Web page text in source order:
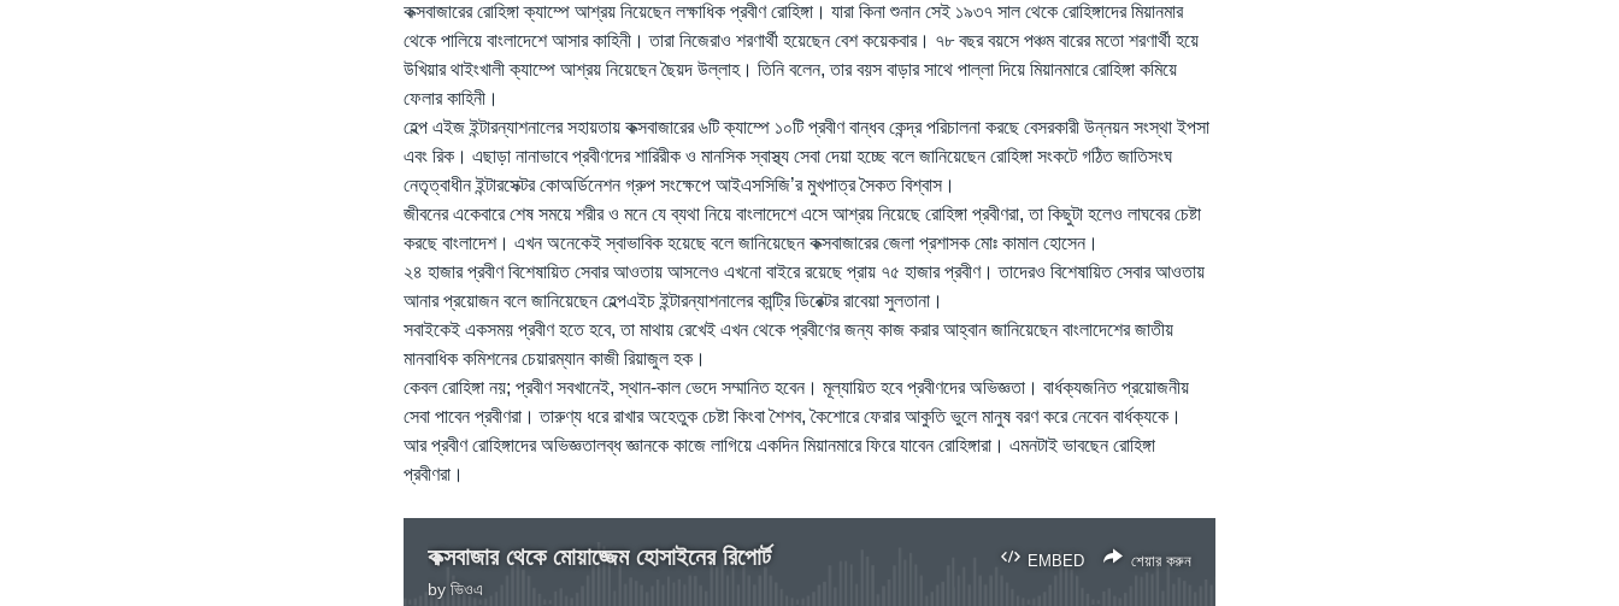
কক্সবাজারের রোহিঙ্গা ক্যাম্পে আশ্রয় নিয়েছেন লক্ষাধিক প্রবীণ রোহিঙ্গা। যারা কিনা শুনান সেই ১৯৩৭ সাল থেকে রোহিঙ্গাদের মিয়ানমার
থেকে পালিয়ে বাংলাদেশে আসার কাহিনী। তারা নিজেরাও শরণার্থী হয়েছেন বেশ কয়েকবার। ৭৮ বছর বয়সে পঞ্চম বারের মতো শরণার্থী হয়ে
উখিয়ার থাইংখালী ক্যাম্পে আশ্রয় নিয়েছেন ছৈয়দ উল্লাহ। তিনি বলেন, তার বয়স বাড়ার সাথে পাল্লা দিয়ে মিয়ানমারে রোহিঙ্গা কমিয়ে
ফেলার কাহিনী।
হেল্প এইজ ইন্টারন্যাশনালের সহায়তায় কক্সবাজারের ৬টি ক্যাম্পে ১০টি প্রবীণ বান্ধব কেন্দ্র পরিচালনা করছে বেসরকারী উন্নয়ন সংস্থা ইপসা
এবং রিক। এছাড়া নানাভাবে প্রবীণদের শারিরীক ও মানসিক স্বাস্থ্য সেবা দেয়া হচ্ছে বলে জানিয়েছেন রোহিঙ্গা সংকটে গঠিত জাতিসংঘ
নেতৃত্বাধীন ইন্টারসেক্টর কোঅর্ডিনেশন গ্রুপ সংক্ষেপে আইএসসিজি’র মুখপাত্র সৈকত বিশ্বাস।
জীবনের একেবারে শেষ সময়ে শরীর ও মনে যে ব্যথা নিয়ে বাংলাদেশে এসে আশ্রয় নিয়েছে রোহিঙ্গা প্রবীণরা, তা কিছুটা হলেও লাঘবের চেষ্টা
করছে বাংলাদেশ। এখন অনেকেই স্বাভাবিক হয়েছে বলে জানিয়েছেন কক্সবাজারের জেলা প্রশাসক মোঃ কামাল হোসেন।
২৪ হাজার প্রবীণ বিশেষায়িত সেবার আওতায় আসলেও এখনো বাইরে রয়েছে প্রায় ৭৫ হাজার প্রবীণ। তাদেরও বিশেষায়িত সেবার আওতায়
আনার প্রয়োজন বলে জানিয়েছেন হেল্পএইচ ইন্টারন্যাশনালের কান্ট্রি ডিরেক্টর রাবেয়া সুলতানা।
সবাইকেই একসময় প্রবীণ হতে হবে, তা মাথায় রেখেই এখন থেকে প্রবীণের জন্য কাজ করার আহ্বান জানিয়েছেন বাংলাদেশের জাতীয়
মানবাধিক কমিশনের চেয়ারম্যান কাজী রিয়াজুল হক।
কেবল রোহিঙ্গা নয়; প্রবীণ সবখানেই, স্থান-কাল ভেদে সম্মানিত হবেন। মূল্যায়িত হবে প্রবীণদের অভিজ্ঞতা। বার্ধক্যজনিত প্রয়োজনীয়
সেবা পাবেন প্রবীণরা। তারুণ্য ধরে রাখার অহেতুক চেষ্টা কিংবা শৈশব, কৈশোরে ফেরার আকুতি ভুলে মানুষ বরণ করে নেবেন বার্ধক্যকে।
আর প্রবীণ রোহিঙ্গাদের অভিজ্ঞতালব্ধ জ্ঞানকে কাজে লাগিয়ে একদিন মিয়ানমারে ফিরে যাবেন রোহিঙ্গারা। এমনটাই ভাবছেন রোহিঙ্গা
প্রবীণরা।
EMBED শেয়ার করুন
কক্সবাজার থেকে মোয়াজ্জেম হোসাইনের রিপোর্ট
byভিওএ